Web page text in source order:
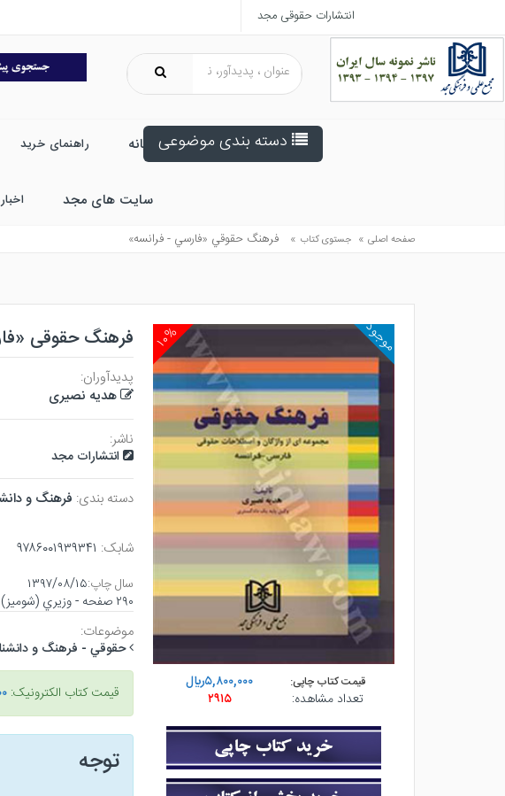
انتشارات حقوقی مجد
دسته بندی موضوعی خانه راهنمای خرید
سایت های مجد
صفحه اصلی » جستوی کتاب » فرهنگ حقوقي «فارسي - فرانسه»
۱۰% موجود
قیمت کتاب چاپی:
۵,۸۰۰,۰۰۰ريال
تعداد مشاهده:
۲۹۱۵
فرهنگ حقوقی
پدیدآوران:
هدیه نصیری
ناشر:
انتشارات مجد
دسته بندی: فرهنگ و
شابک: ۹۷۸۶۰۰۱۹۳۹۳۴۱
سال چاپ:۱۳۹۷/۰۸/۱۵
۲۹۰ صفحه - وزيري (شوميز) - چاپ ۱
موضوعات:
حقوقي - فرهنگ و
قیمت کتاب الکترونیک:
توجه